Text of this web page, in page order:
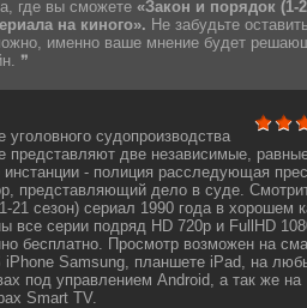
где вы сможете «Закон и порядок (1-
на киного». Не забудьте
именно ваше мнение будет
❞
уголовного судопроизводства
представляют две независимые,
инстанции - полиция расследующая
представляющий дело в суде.
21 сезон) сериал 1990 года в хорошем
все серии подряд HD 720p и FullHD
бесплатно. Просмотр возможен на
iPhone Samsung, планшете iPad, на
под управлением Android, а так же на
Smart TV.